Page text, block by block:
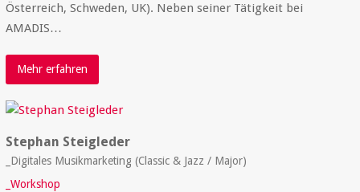
Österreich, Schweden, UK). Neben seiner Tätigkeit bei
AMADIS…
Mehr erfahren
Stephan Steigleder
_Digitales Musikmarketing (Classic & Jazz / Major)
_Workshop